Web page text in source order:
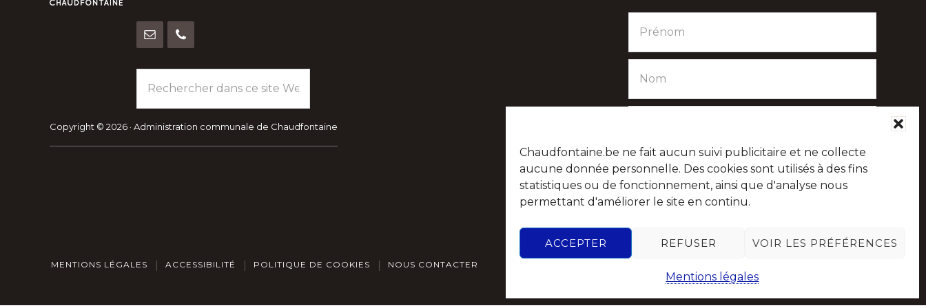
Chaudfontaine.be ne fait aucun suivi publicitaire et ne collecte
aucune donnée personnelle. Des cookies sont utilisés à des fins
statistiques ou de fonctionnement, ainsi que d'analyse nous
permettant d'améliorer le site en continu.
ACCEPTER REFUSER VOIR LES PRÉFÉRENCES
Mentions légales
dans
ce
site
Copyright © 2026 · Administration communale de Chaudfontaine
MENTIONS LÉGALES ACCESSIBILITÉ POLITIQUE DE COOKIES NOUS CONTACTER